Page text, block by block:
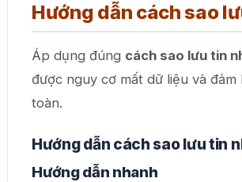
Hướng dẫn cách sao
Áp dụng đúng cách sao lưu tin
được nguy cơ mất dữ liệu và
toàn.
Hướng dẫn cách sao lưu tin
Hướng dẫn nhanh